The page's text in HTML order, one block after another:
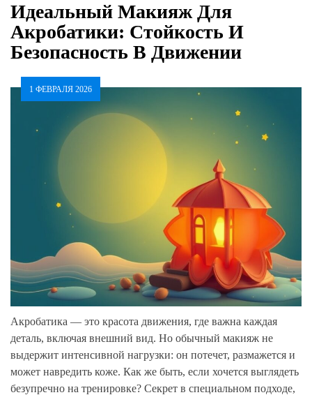
Идеальный Макияж Для
Акробатики: Стойкость И
Безопасность В Движении
1 ФЕВРАЛЯ 2026
Акробатика — это красота движения, где важна каждая
деталь, включая внешний вид. Но обычный макияж не
выдержит интенсивной нагрузки: он потечет, размажется и
может навредить коже. Как же быть, если хочется выглядеть
безупречно на тренировке? Секрет в специальном подходе,